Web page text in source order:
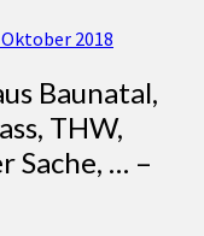
2018
Baunatal,
THW,
Sache, … –